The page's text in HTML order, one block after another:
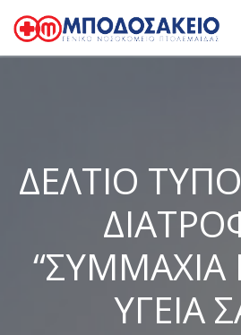
ΔΕΛΤΙΟ
“ΣΥΜΜΑΧΙΑ
ΥΓΕΙΑ